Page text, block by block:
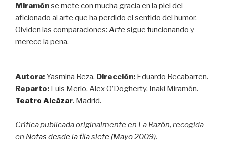
Miramónse mete con mucha gracia en la piel del
aficionado al arte que ha perdido el sentido del humor.
Olviden las comparaciones: Arte sigue funcionando y
merece la pena.
Autora: Yasmina Reza. Dirección: Eduardo Recabarren.
Reparto: Luis Merlo, Alex O’Dogherty, Iñaki Miramón.
Teatro Alcázar. Madrid.
Crítica publicada originalmente en La Razón, recogida
en Notas desde la fila siete (Mayo 2009).